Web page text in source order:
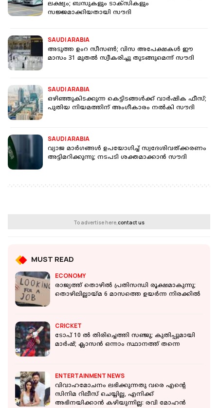
ലക്ഷ്യം; ബസുകളും ടാക്സികളും
സജ്ജമാക്കിയതായി സൗദി
SAUDI ARABIA
അടുത്ത ഉംറ സീസൺ; വിസ അപേക്ഷകള്‍ ഈ
മാസം 31 മുതല്‍ സ്വീകരിച്ചു തുടങ്ങുമെന്ന് സൗദി
SAUDI ARABIA
ഒഴിഞ്ഞുകിടക്കുന്ന കെട്ടിടങ്ങള്‍ക്ക് വാര്‍ഷിക ഫീസ്;
പുതിയ നിയമത്തിന് അം​ഗീകാരം നൽകി സൗദി
SAUDI ARABIA
വ്യാജ മാർ​ഗങ്ങൾ ഉപയോ​ഗിച്ച് സ്വദേശിവത്ക്കരണം
അട്ടിമറിക്കുന്നു; നടപടി ശക്തമാക്കാൻ സൗദി
To advertise here,contact us
MUST READ
ECONOMY
രാജ്യത്ത് തൊഴില്‍ പ്രതിസന്ധി രൂക്ഷമാകുന്നു;
തൊഴിലില്ലായ്മ 6 മാസത്തെ ഉയര്‍ന്ന നിരക്കില്‍
CRICKET
ടോപ് 10 ൽ തിരിച്ചെത്തി സഞ്ജു; കുതിപ്പുമായി
മാർഷ്; ക്ലാസൻ ഒന്നാം സ്ഥാനത്ത് തന്നെ
ENTERTAINMENT NEWS
വിവാഹമോചനം ലഭിക്കുന്നതു വരെ എന്റെ
സിനിമ റിലീസ് ചെയ്യില്ല, എനിക്ക്
അഭിനയിക്കാൻ കഴിയുന്നില്ല: രവി മോഹൻ